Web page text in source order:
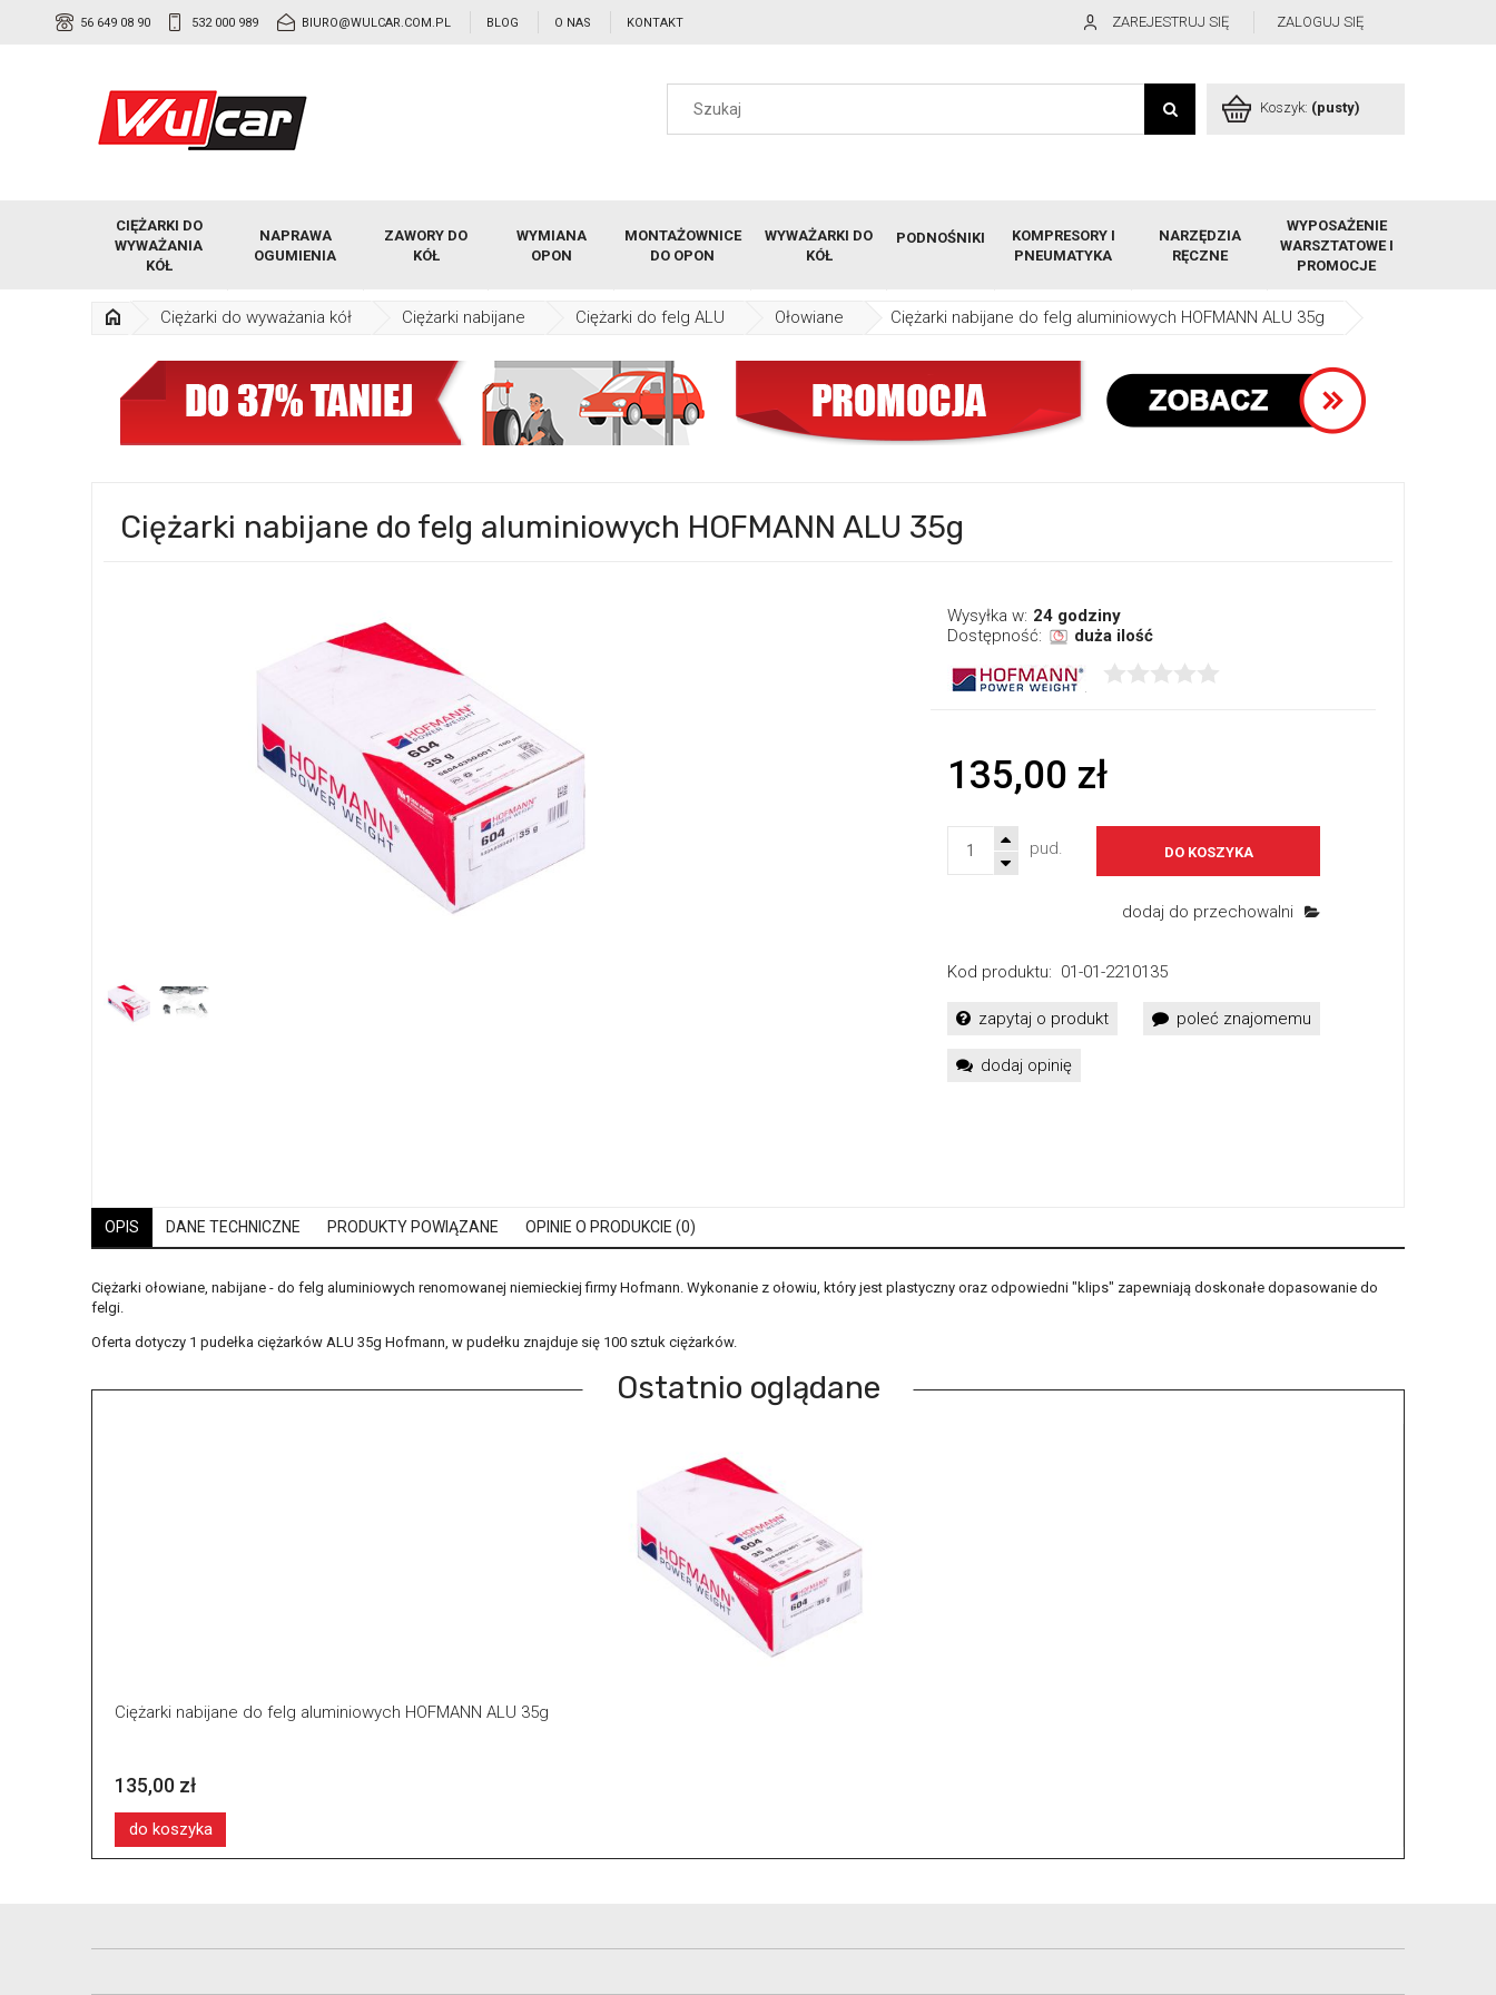
56 649 08 90 532 000 989 BIURO@WULCAR.COM.PL BLOG O NAS KONTAKT ZAREJESTRUJ SIĘ ZALOGUJ SIĘ
Koszyk: (pusty)
CIĘŻARKI DO
WYWAŻANIA
KÓŁ
NAPRAWA
OGUMIENIA
ZAWORY DO
KÓŁ
WYMIANA
OPON
MONTAŻOWNICE
DO OPON
WYWAŻARKI DO
KÓŁ
PODNOŚNIKI
KOMPRESORY I
PNEUMATYKA
NARZĘDZIA
RĘCZNE
WYPOSAŻENIE
WARSZTATOWE I
PROMOCJE
Ciężarki do wyważania kół Ciężarki nabijane Ciężarki do felg ALU Ołowiane Ciężarki nabijane do felg aluminiowych HOFMANN ALU 35g
Ciężarki nabijane do felg aluminiowych HOFMANN ALU 35g
Wysyłka w: 24 godziny
Dostępność:
duża ilość
135,00 zł
pud. DO KOSZYKA
dodaj do przechowalni
Kod produktu: 01-01-2210135
zapytaj o produkt poleć znajomemu
dodaj opinię
OPIS DANE TECHNICZNE PRODUKTY POWIĄZANE OPINIE O PRODUKCIE (0)
Ciężarki ołowiane, nabijane - do felg aluminiowych renomowanej niemieckiej firmy Hofmann. Wykonanie z ołowiu, który jest plastyczny oraz odpowiedni "klips" zapewniają doskonałe dopasowanie do
felgi.
Oferta dotyczy 1 pudełka ciężarków ALU 35g Hofmann, w pudełku znajduje się 100 sztuk ciężarków.
Ostatnio oglądane
Ciężarki nabijane do felg aluminiowych HOFMANN ALU 35g
135,00 zł
do koszyka